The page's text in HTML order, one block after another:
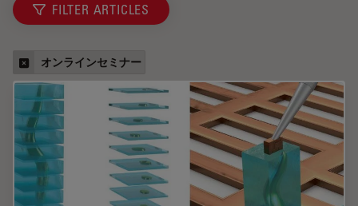
FILTER ARTICLES
オンラインセミナー